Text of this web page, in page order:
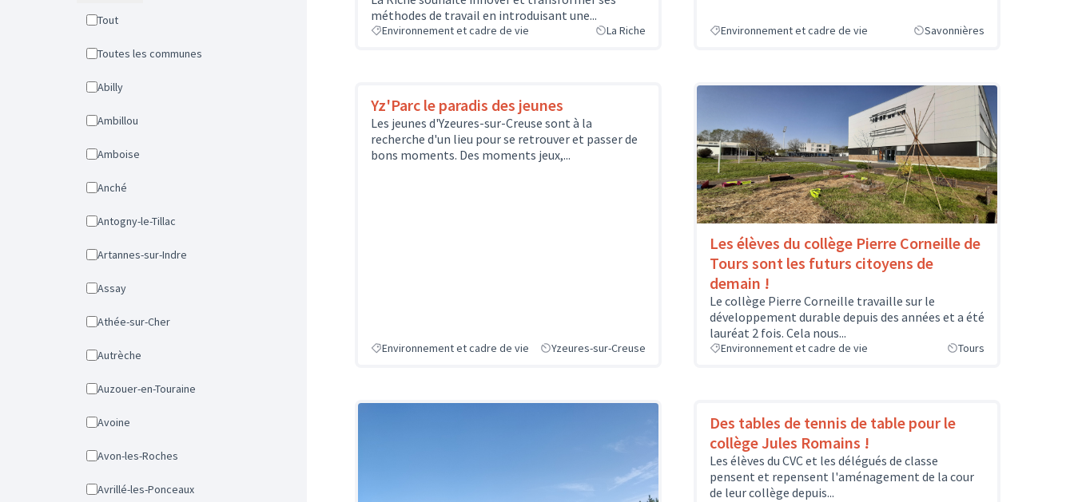
Tout
Toutes les communes
Abilly
Ambillou
Amboise
Anché
Antogny-le-Tillac
Artannes-sur-Indre
Assay
Athée-sur-Cher
Autrèche
Auzouer-en-Touraine
Avoine
Avon-les-Roches
Avrillé-les-Ponceaux
méthodes de travail en introduisant une...
Environnement et cadre de vie La Riche Environnement et cadre de vie Savonnières
Yz'Parc le paradis des jeunes
Les jeunes d'Yzeures-sur-Creuse sont à la
recherche d'un lieu pour se retrouver et passer de
bons moments. Des moments jeux,...
Environnement et cadre de vie Yzeures-sur-Creuse
Les élèves du collège Pierre Corneille de
Tours sont les futurs citoyens de
demain !
Le collège Pierre Corneille travaille sur le
développement durable depuis des années et a été
lauréat 2 fois. Cela nous...
Environnement et cadre de vie Tours
Des tables de tennis de table pour le
collège Jules Romains !
Les élèves du CVC et les délégués de classe
pensent et repensent l'aménagement de la cour
de leur collège depuis...